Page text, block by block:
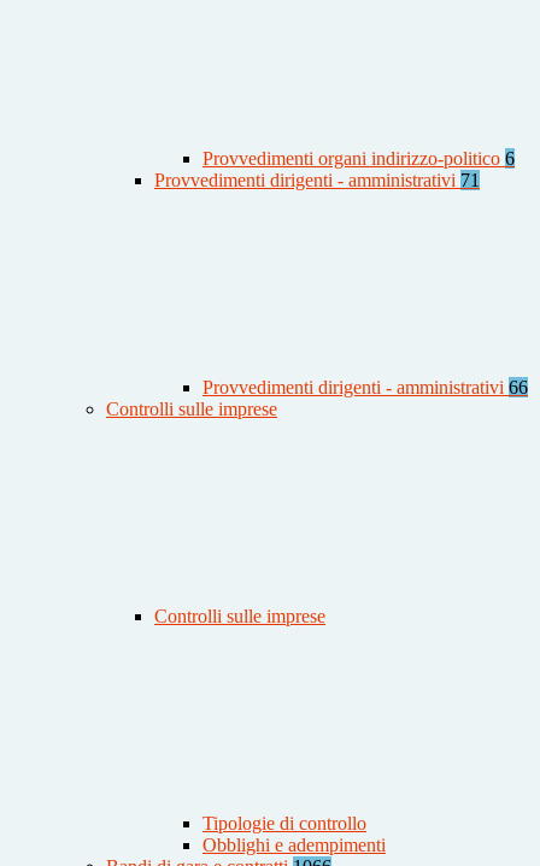
Provvedimenti organi indirizzo-politico 6
Provvedimenti dirigenti - amministrativi 71
Provvedimenti dirigenti - amministrativi 66
Controlli sulle imprese
Controlli sulle imprese
Tipologie di controllo
Obblighi e adempimenti